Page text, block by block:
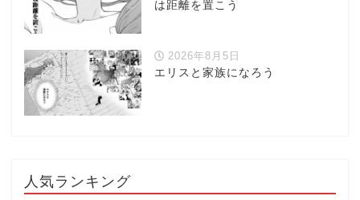
は距離を置こう
2026年8月5日
エリスと家族になろう
人気ランキング